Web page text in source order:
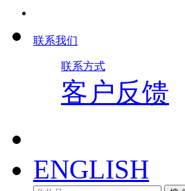
联系我们
联系方式
客户反馈
ENGLISH